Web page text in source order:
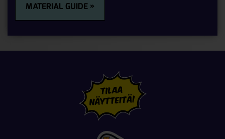
MATERIAL GUIDE »